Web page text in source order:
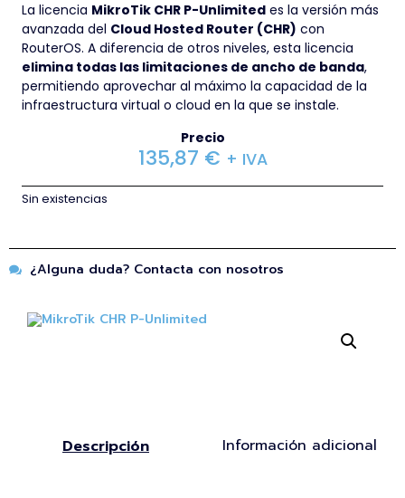
La licencia MikroTik CHR P-Unlimited es la versión más
avanzada del Cloud Hosted Router (CHR) con
RouterOS. A diferencia de otros niveles, esta licencia
elimina todas las limitaciones de ancho de banda,
permitiendo aprovechar al máximo la capacidad de la
infraestructura virtual o cloud en la que se instale.
Precio
135,87 € + IVA
Sin existencias
¿Alguna duda? Contacta con nosotros
Descripción Información adicional